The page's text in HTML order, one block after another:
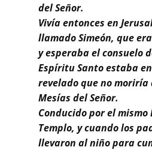
del Señor.
Vivía entonces en
llamado Simeón, que
y esperaba el consuelo
Espíritu Santo estaba
revelado que no moriría
Mesías del Señor.
Conducido por el
Templo, y cuando los
llevaron al niño para